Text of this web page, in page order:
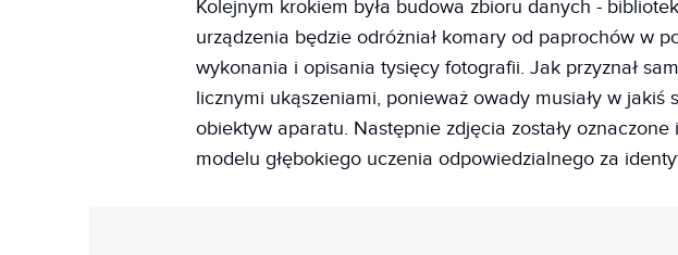
Kolejnym krokiem była budowa zbioru danych -
urządzenia będzie odróżniał komary od paprochów w
wykonania i opisania tysięcy fotografii. Jak przyznał
licznymi ukąszeniami, ponieważ owady musiały w jakiś
obiektyw aparatu. Następnie zdjęcia zostały
modelu głębokiego uczenia odpowiedzialnego za